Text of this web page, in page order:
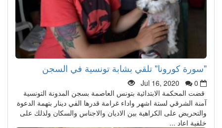
"سورة كورونا" تلقي بشابة تونسية في السجن
Jul 16, 2020
0
قضت المحكمة الابتدائية بتونس العاصمة بسجن المدونة التونسية
آمنة الشرقي لستة اشهر واداء غرامة قدرها الفي دينار بتهمة الدعوة
والتحريض على الكراهية بين الاديان والاجناس والسكان ولذلك على
خلفية اعاد ...